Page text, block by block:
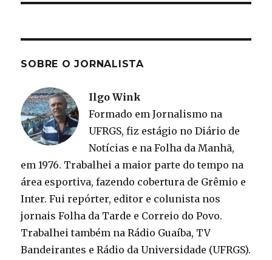
SOBRE O JORNALISTA
Ilgo Wink
Formado em Jornalismo na
UFRGS, fiz estágio no Diário de
Notícias e na Folha da Manhã,
em 1976. Trabalhei a maior parte do tempo na
área esportiva, fazendo cobertura de Grêmio e
Inter. Fui repórter, editor e colunista nos
jornais Folha da Tarde e Correio do Povo.
Trabalhei também na Rádio Guaíba, TV
Bandeirantes e Rádio da Universidade (UFRGS).